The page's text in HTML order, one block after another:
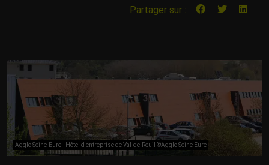
Partager sur :
Agglo Seine-Eure - Hôtel d'entreprise de Val-de-Reuil ©Agglo Seine Eure